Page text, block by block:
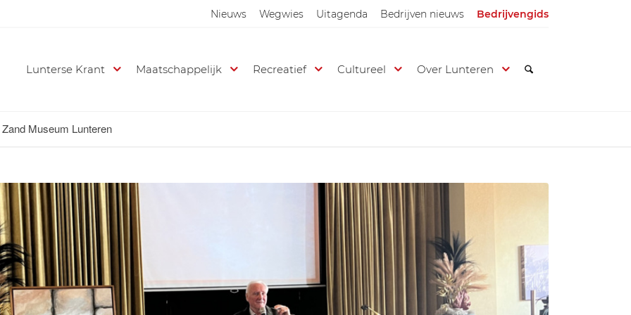
Nieuws Wegwies Uitagenda Bedrijven nieuws Bedrijvengids
Lunterse Krant Maatschappelijk Recreatief Cultureel Over Lunteren
Museum Lunteren